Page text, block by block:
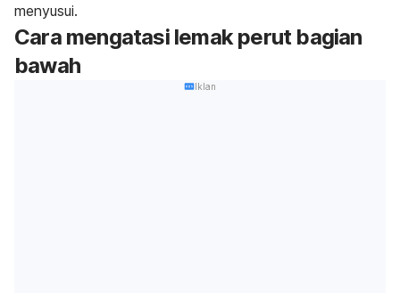
menyusui.
Cara mengatasi lemak perut bagian
bawah
Iklan